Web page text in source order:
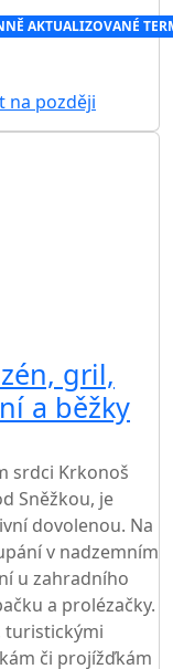
AKTUALIZOVANÉ
na později
gril,
a běžky
srdci Krkonoš
Sněžkou, je
dovolenou. Na
v nadzemním
u zahradního
a prolézačky.
turistickými
či projížďkám